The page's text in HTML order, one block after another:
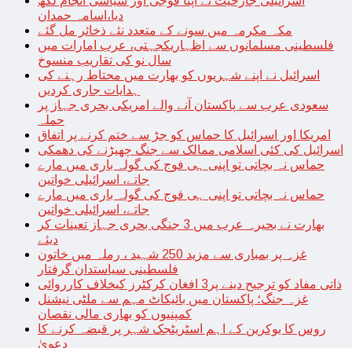
دیا،اسامہ حمدان
مکہ مکرمہ میں سونے کے متعدد نئے ذخائر مل گئے
فلسطینی مسلمانوں سے اظہاریکجہتی، عرب امارات میں
سال نو کی تقاریب منسوخ
اسرائیل نے اپنے شہریوں کو بھارت میں محتاط رہنے کی
ہدایات جاری کردیں
سعودی عرب سے پاکستان آنے والے امریکی بحری جہاز پر
حملہ
امریکا اور اسرائیل کا حماس کو جڑ سے ختم کرنے پر اتفاق
اسرائیل کی کئی اسلامی ممالک سے جنگ چھیڑنے کی دھمکی
حماس نہ بچاتی تو اپنی ہی فوج کی گولہ باری میں مارے
جاتے، اسرائیلی خواتین
حماس نہ بچاتی تو اپنی ہی فوج کی گولہ باری میں مارے
جاتے، اسرائیلی خواتین
بھارت نے بحیرہ عرب میں 3 جنگی بحری جہاز تعینات کر
دیئے
غزہ پر بمباری سے مزید 250 شہید ، رملہ میں خاتون
فلسطینی سیاستدان گرفتار
ذاتی مفاد کو ترجیح دینے پر3 افغان کرکٹرز کیخلاف کارروائی
غزہ جنگ؛ پاکستان میں بائیکاٹ مہم سے ملٹی نیشنل
کمپنیوں کو بھاری مالی نقصان
روس کا یوکرین کے اہم اسٹریٹجک شہر پر قبضہ کرنے کا
دعویٰ